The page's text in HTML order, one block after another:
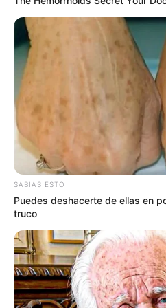
SABIAS ESTO
Puedes deshacerte de ellas en
truco